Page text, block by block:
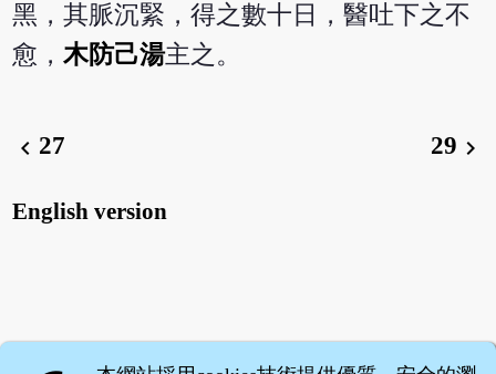
黑，其脈沉緊，得之數十日，醫吐下之不
愈，木防己湯主之。
chevron_left 27 29 chevron_right
English version